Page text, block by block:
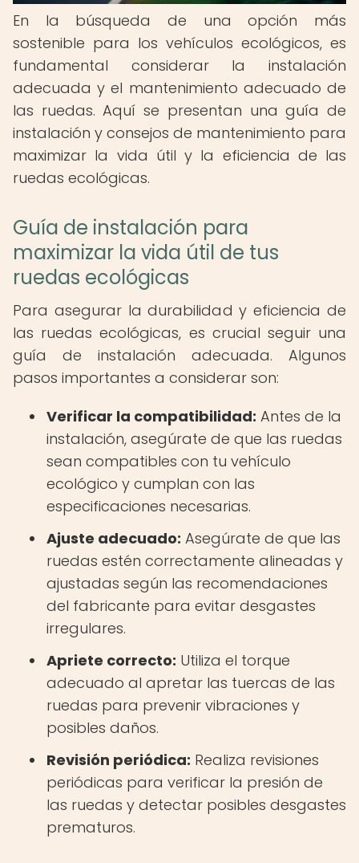
En la búsqueda de una opción más
sostenible para los vehículos ecológicos, es
fundamental considerar la instalación
adecuada y el mantenimiento adecuado de
las ruedas. Aquí se presentan una guía de
instalación y consejos de mantenimiento para
maximizar la vida útil y la eficiencia de las
ruedas ecológicas.
Guía de instalación para
maximizar la vida útil de tus
ruedas ecológicas
Para asegurar la durabilidad y eficiencia de
las ruedas ecológicas, es crucial seguir una
guía de instalación adecuada. Algunos
pasos importantes a considerar son:
Verificar la compatibilidad: Antes de la
instalación, asegúrate de que las ruedas
sean compatibles con tu vehículo
ecológico y cumplan con las
especificaciones necesarias.
Ajuste adecuado: Asegúrate de que las
ruedas estén correctamente alineadas y
ajustadas según las recomendaciones
del fabricante para evitar desgastes
irregulares.
Apriete correcto: Utiliza el torque
adecuado al apretar las tuercas de las
ruedas para prevenir vibraciones y
posibles daños.
Revisión periódica: Realiza revisiones
periódicas para verificar la presión de
las ruedas y detectar posibles desgastes
prematuros.